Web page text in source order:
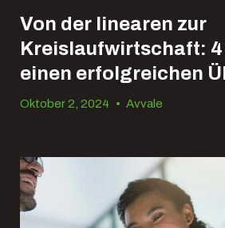
Von der linearen zur
Kreislaufwirtschaft:
einen erfolgreichen
Oktober 2, 2024 • Avvale